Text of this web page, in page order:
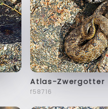
Atlas-Zwergotter
f58716